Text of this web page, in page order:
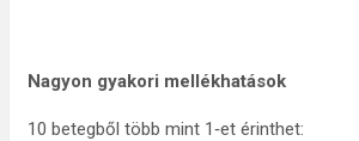
Nagyon gyakori mellékhatások
10 betegből több mint 1‑et érinthet: